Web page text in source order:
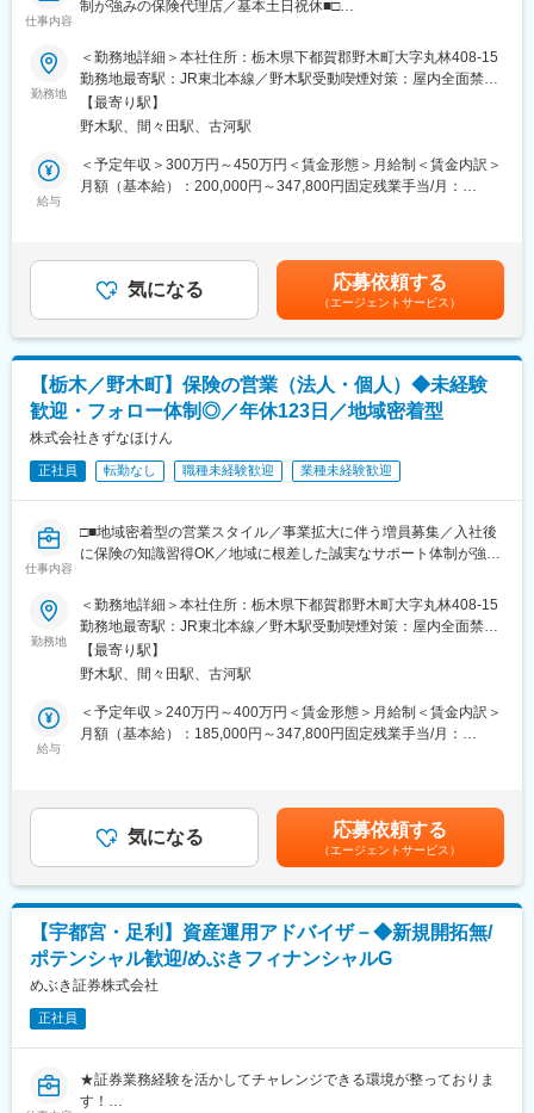
析し、個々が満足できる働き方の実現に向けて社員一同でサポー
■2年間の充実した研修制度：
未経験の方でご入社された社員も多数活躍しています。未経験の
方については入社後最長2年間は研修のため、親会社である東京海
上日動火災保険へ出向となります。保険商品の業界知識はもちろ
ん、ビジネスマナーなどの営業を行う上での基礎的な知識につい
てもしっかりとフォローさせていただきます。さらに、営業同行
※2年間の研修期間を経て、多くの中途入社者が全国トップレベル
の活躍をしています！
仕事内容
制が強みの保険代理店／基本土日祝休■□
■業務内容
これまでの営業経験を活かし、お客様のニーズに応じた最適な保
険提案からアフターフォローまで一貫してご担当いただきます。
・生命保険・損害保険の提案営業（個人・法人）
・新規顧客の開拓（紹介・電話・訪問など、手法は裁量に応じて
実施）
・既存顧客へのフォロー・契約更新・見直し提案
■業務の特徴
・新規／既存：5：5
※新規は紹介・電話・訪問などを自身で企画して実施いたします
・営業エリア：車で1時間圏内
・直行直帰：状況に応じて可能（事前申請制）
・社用車貸与
■企業の魅力
＜ゼロから一生モノの専門性が身につく＞
入社後の充実した研修と、資格取得支援（費用会社負担／FP・損
保・生保など）により、未経験からプロフェッショナルを目指す
ことができます。
＜「あなたで良かった」と言われるやりがい＞
す。
誠実な対応が深い感謝に繋がる、意義のある仕事です。
変更の範囲：会社の定める業務
勤務地
＜勤務地詳細＞本社住所：栃木県下都賀郡野木町大字丸林408-15
勤務地最寄駅：JR東北本線／野木駅受動喫煙対策：屋内全面禁煙
変更の範囲：無
【最寄り駅】
野木駅、間々田駅、古河駅
給与
＜予定年収＞300万円～450万円＜賃金形態＞月給制＜賃金内訳＞
月額（基本給）：200,000円～347,800円固定残業手当/月：
給：年1回（評価制度に基づき実施）賃金はあくまでも目安の金額
であり、選考を通じて上下する可能性があります。月給(月額)は固
定手当を含めた表記です。
気になる 応募依頼する
（エージェントサービス）
【栃木／野木町】保険の営業（法人・個人）◆未経験
歓迎・フォロー体制◎／年休123日／地域密着型
株式会社きずなほけん
正社員 転勤なし 職種未経験歓迎 業種未経験歓迎
仕事内容
□■地域密着型の営業スタイル／事業拡大に伴う増員募集／入社後
に保険の知識習得OK／地域に根差した誠実なサポート体制が強み
■業務内容
お客様の生活や事業に潜むリスクに備えるため、保険を通じて安
心を提供するお仕事です。
既存のお客様へのフォローやご紹介が中心となるため、未経験の
方でも始めやすく、長期的な信頼関係を築いていくことが重要と
なります。
・資産形成やリスク対策に関するコンサルティング
・顧客：個人8割／法人2割（法人は既存中心）
・担当顧客数：50～100名（入社1～3年目目安）
・営業エリア：車で1時間圏内
・直行直帰：状況に応じて可能（事前申請制）
・社用車貸与
■研修制度
入社後はOJT形式で、先輩社員のサポートを受けながら実務を通
じて業務を習得していきます。お客様対応への同行やフィードバ
勤務地
＜勤務地詳細＞本社住所：栃木県下都賀郡野木町大字丸林408-15
勤務地最寄駅：JR東北本線／野木駅受動喫煙対策：屋内全面禁煙
変更の範囲：無
【最寄り駅】
野木駅、間々田駅、古河駅
給与
＜予定年収＞240万円～400万円＜賃金形態＞月給制＜賃金内訳＞
月額（基本給）：185,000円～347,800円固定残業手当/月：
給：年1回（評価制度に基づき実施）■モデル年収：・入社1年
目：年収252万円／月給21万円・入社5年目：年収288万円／月給
24万円賃金はあくまでも目安の金額であり、選考を通じて上下す
る可能性があります。月給(月額)は固定手当を含めた表記です。
気になる 応募依頼する
（エージェントサービス）
【宇都宮・足利】資産運用アドバイザ－◆新規開拓無/
ポテンシャル歓迎/めぶきフィナンシャルG
めぶき証券株式会社
正社員
★証券業務経験を活かしてチャレンジできる環境が整っておりま
す！